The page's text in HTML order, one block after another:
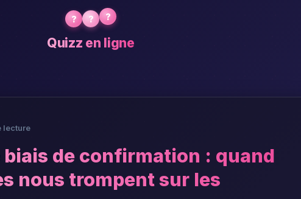
? ? ?
Quizz en ligne
lecture
biais de confirmation : quand
nous trompent sur les